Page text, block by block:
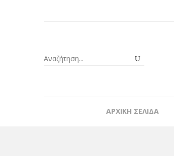
ΑΡΧΙΚΉ ΣΕΛΊΔΑ